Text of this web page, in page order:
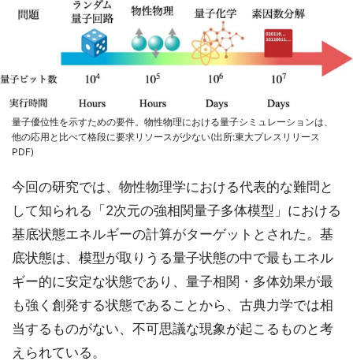
量子優位性を示すための要件。物性物理における量子シミュレーションは、
他の応用と比べて格段に要求リソースが少ない(出所:東大プレスリリース
PDF)
今回の研究では、物性物理学における代表的な難問と
して知られる「2次元の強相関量子多体模型」における
基底状態エネルギーの計算がターゲットとされた。基
底状態は、模型が取りうる量子状態の中で最もエネル
ギー的に安定な状態であり、量子相関・多体効果が最
も強く創発する状態であることから、古典力学では相
当するものがない、不可思議な現象が起こるものと考
えられている。